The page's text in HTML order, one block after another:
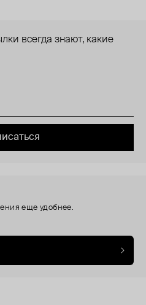
всегда знают, какие
еще удобнее.